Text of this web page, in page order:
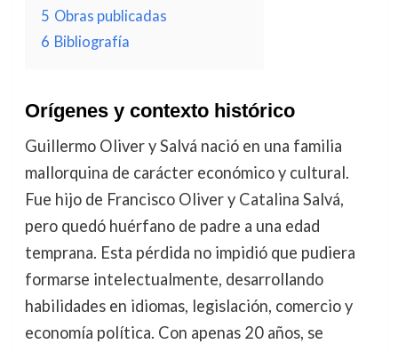
5 Obras publicadas
6 Bibliografía
Orígenes y contexto histórico
Guillermo Oliver y Salvá nació en una familia
mallorquina de carácter económico y cultural.
Fue hijo de Francisco Oliver y Catalina Salvá,
pero quedó huérfano de padre a una edad
temprana. Esta pérdida no impidió que pudiera
formarse intelectualmente, desarrollando
habilidades en idiomas, legislación, comercio y
economía política. Con apenas 20 años, se